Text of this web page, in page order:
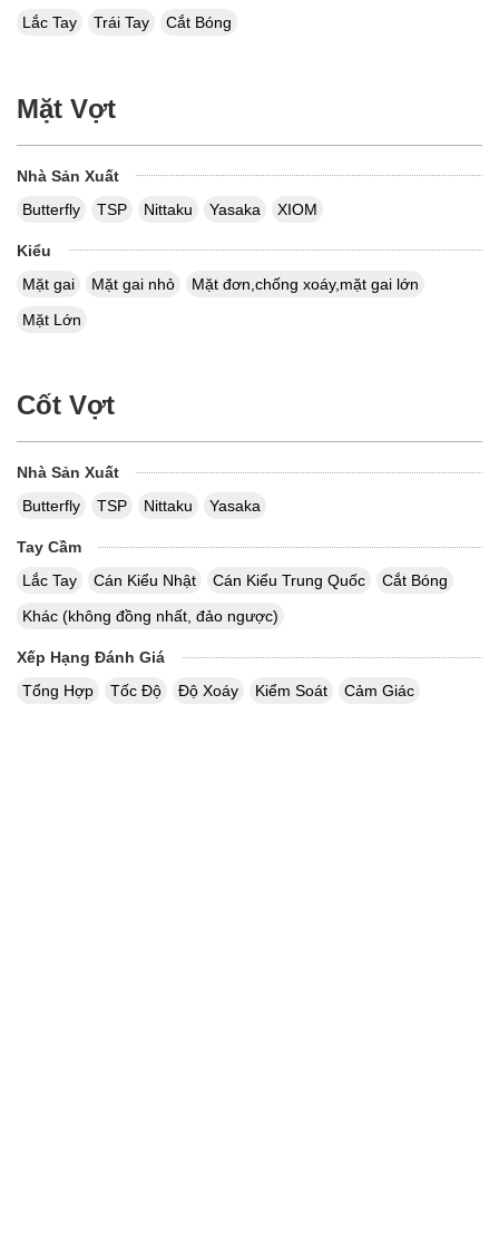
Lắc Tay
Trái Tay Cắt Bóng
Mặt Vợt
Nhà Sản Xuất
Butterfly
TSP Nittaku Yasaka XIOM
Kiểu
Mặt gai
Mặt gai nhỏ
Mặt đơn,chống xoáy,mặt gai lớn
Mặt Lớn
Cốt Vợt
Nhà Sản Xuất
Butterfly
TSP Nittaku Yasaka
Tay Cầm
Lắc Tay
Cán Kiểu Nhật Cán Kiểu Trung Quốc
Cắt Bóng
Khác (không đồng nhất, đảo ngược)
Xếp Hạng Đánh Giá
Tổng Hợp
Tốc Độ Độ Xoáy Kiểm Soát Cảm Giác